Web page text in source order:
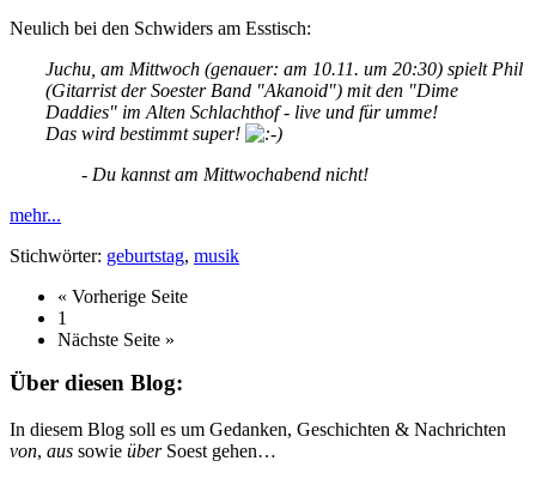
Neulich bei den Schwiders am Esstisch:
Juchu, am Mittwoch (genauer: am 10.11. um 20:30) spielt Phil
(Gitarrist der Soester Band "Akanoid") mit den "Dime
Daddies" im Alten Schlachthof - live und für umme!
Das wird bestimmt super!
- Du kannst am Mittwochabend nicht!
mehr...
Stichwörter: geburtstag, musik
« Vorherige Seite
1
Nächste Seite »
Über diesen Blog:
In diesem Blog soll es um Gedanken, Geschichten & Nachrichten
von, aus sowie überSoest gehen…